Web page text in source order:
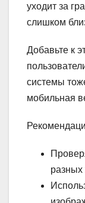
уходит за
слишком
Добавьте к
системы
мобильная
разных